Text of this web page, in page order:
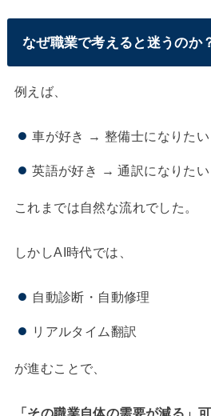
なぜ職業で考えると迷うのか
例えば、
車が好き → 整備士になりたい
英語が好き → 通訳になりたい
これまでは自然な流れでした。
しかしAI時代では、
自動診断・自動修理
リアルタイム翻訳
が進むことで、
「その職業自体の需要が減る」